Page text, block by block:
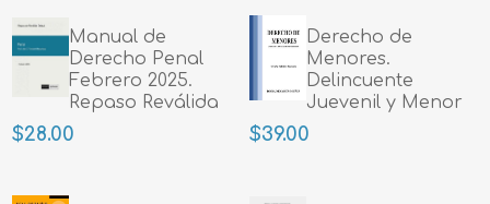
Manual de
Derecho Penal
Febrero 2025.
Repaso Reválida
Estatal
$28.00
Derecho de
Menores.
Delincuente
Juevenil y Menor
Maltratado
$39.00